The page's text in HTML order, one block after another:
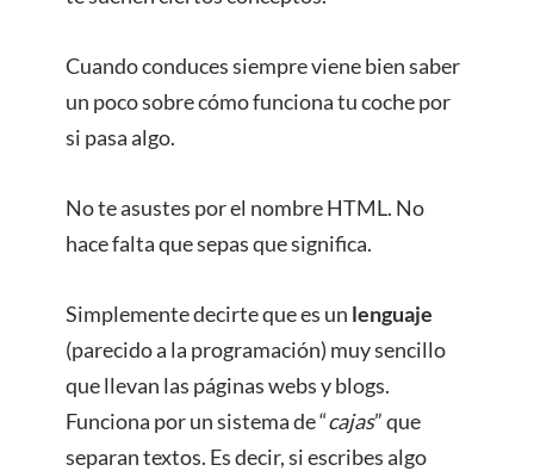
Cuando conduces siempre viene bien saber
un poco sobre cómo funciona tu coche por
si pasa algo.
No te asustes por el nombre HTML. No
hace falta que sepas que significa.
Simplemente decirte que es un lenguaje
(parecido a la programación) muy sencillo
que llevan las páginas webs y blogs.
Funciona por un sistema de “cajas” que
separan textos. Es decir, si escribes algo